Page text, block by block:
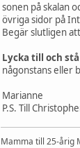
sonen på skalan
övriga sidor på
Begär slutligen
Lycka till och stå
någonstans eller
Marianne
P.S. Till
Mamma till 25-årig